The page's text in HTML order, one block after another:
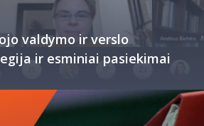
valdymo ir verslo
ir esminiai pasiekimai